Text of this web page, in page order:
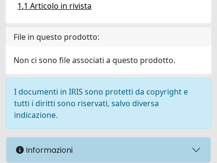
1.1 Articolo in rivista
File in questo prodotto:
Non ci sono file associati a questo prodotto.
I documenti in IRIS sono protetti da copyright e
tutti i diritti sono riservati, salvo diversa
indicazione.
Informazioni